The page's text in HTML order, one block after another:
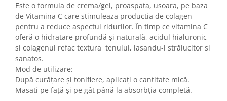
Este o formula de crema/gel, proaspata, usoara, pe baza
de Vitamina C care stimuleaza productia de colagen
pentru a reduce aspectul ridurilor. În timp ce vitamina C
oferă o hidratare profundă și naturală, acidul hialuronic
si colagenul refac textura tenului, lasandu-l strălucitor si
sanatos.
Mod de utilizare:
După curățare și tonifiere, aplicați o cantitate mică.
Masati pe față și pe gât până la absorbția completă.